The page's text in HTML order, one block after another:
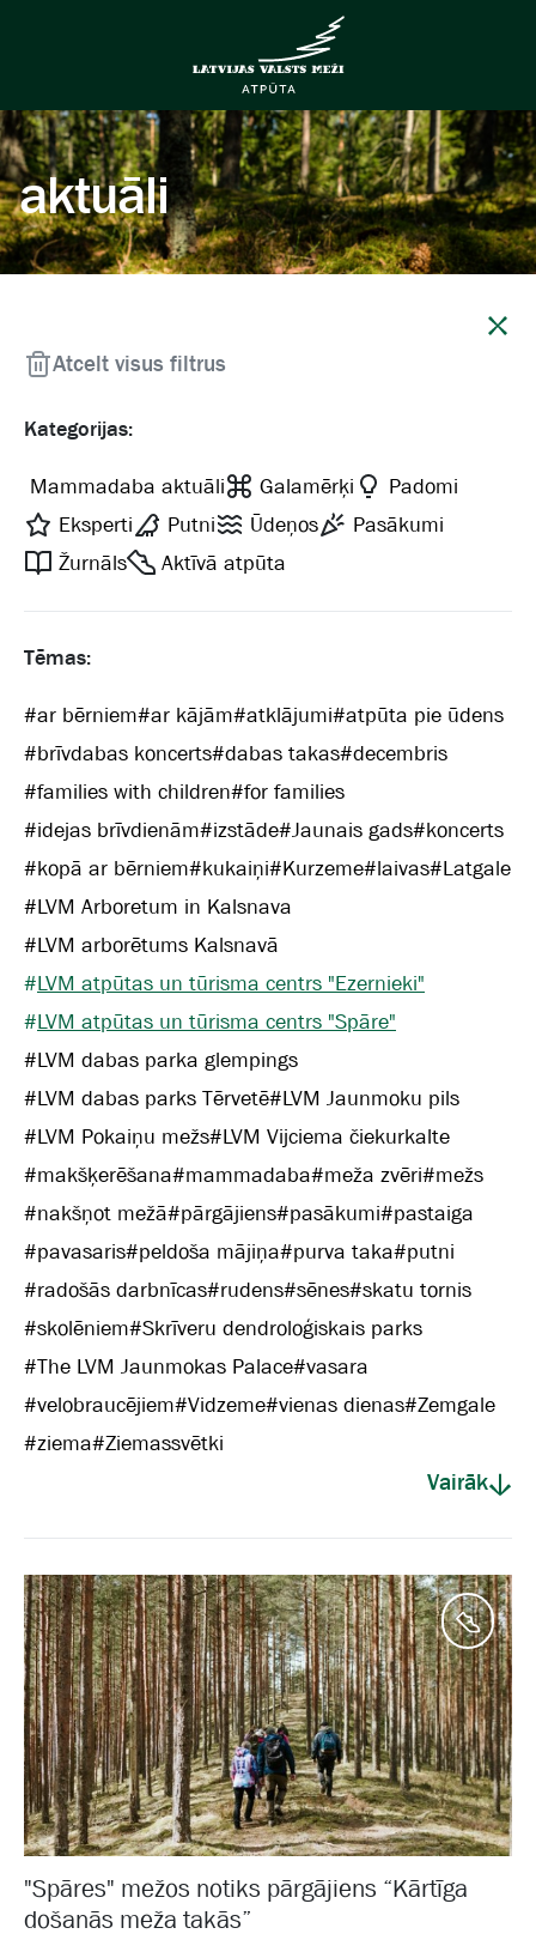
aktuāli
Kategorijas:
Mammadaba aktuāli Galamērķi
Padomi
Eksperti
Putni Ūdeņos
Pasākumi
Žurnāls
Aktīvā atpūta
Tēmas:
#ar bērniem#ar kājām#atklājumi#atpūta pie ūdens
#brīvdabas koncerts#dabas takas#decembris
#families with children#for families
#idejas brīvdienām#izstāde#Jaunais gads#koncerts
#kopā ar bērniem#kukaiņi#Kurzeme#laivas#Latgale
#LVM Arboretum in Kalsnava
#LVM arborētums Kalsnavā
#LVM atpūtas un tūrisma centrs "Ezernieki"
#LVM atpūtas un tūrisma centrs "Spāre"
#LVM dabas parka glempings
#LVM dabas parks Tērvetē#LVM Jaunmoku pils
#LVM Pokaiņu mežs#LVM Vijciema čiekurkalte
#makšķerēšana#mammadaba#meža zvēri#mežs
#nakšņot mežā#pārgājiens#pasākumi#pastaiga
#pavasaris#peldoša mājiņa#purva taka#putni
#radošās darbnīcas#rudens#sēnes#skatu tornis
#skolēniem#Skrīveru dendroloģiskais parks
#The LVM Jaunmokas Palace#vasara
#velobraucējiem#Vidzeme#vienas dienas#Zemgale
#ziema#Ziemassvētki
Vairāk
Atcelt visus filtrus
"Spāres" mežos notiks pārgājiens “Kārtīga
došanās meža takās”